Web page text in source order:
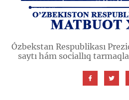
Ózbekstan Respublikası
saytı hám sociallıq